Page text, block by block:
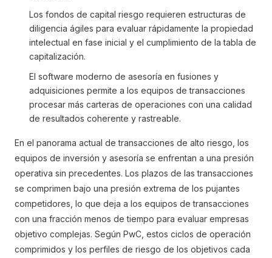
Los fondos de capital riesgo requieren estructuras de
diligencia ágiles para evaluar rápidamente la propiedad
intelectual en fase inicial y el cumplimiento de la tabla de
capitalización.
El software moderno de asesoría en fusiones y
adquisiciones permite a los equipos de transacciones
procesar más carteras de operaciones con una calidad
de resultados coherente y rastreable.
En el panorama actual de transacciones de alto riesgo, los
equipos de inversión y asesoría se enfrentan a una presión
operativa sin precedentes. Los plazos de las transacciones
se comprimen bajo una presión extrema de los pujantes
competidores, lo que deja a los equipos de transacciones
con una fracción menos de tiempo para evaluar empresas
objetivo complejas. Según PwC, estos ciclos de operación
comprimidos y los perfiles de riesgo de los objetivos cada